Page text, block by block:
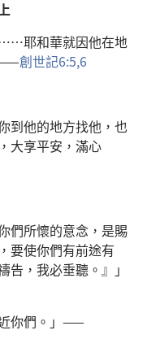
耶和華就因他在地
創世記6:5,6
到他的地方找他 ， 也
， 大享平安 ， 滿心
們所懷的意念 ， 是賜
， 要使你們有前途有
告 ， 我必垂聽 。』」
你們 。」——